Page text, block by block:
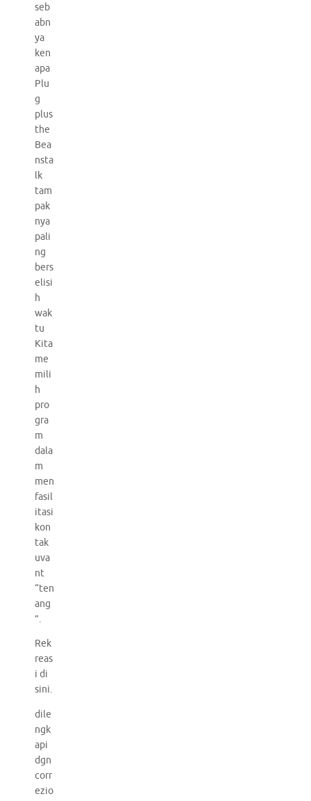
seb
abn
ya
ken
apa
Plu
g
plus
the
Bea
nsta
lk
tam
pak
nya
pali
ng
bers
elisi
h
wak
tu
Kita
me
mili
h
pro
gra
m
dala
m
men
fasil
itasi
kon
tak
uva
nt
“ten
ang
”.
Rek
reas
i di
sini.
dile
ngk
api
dgn
corr
ezio